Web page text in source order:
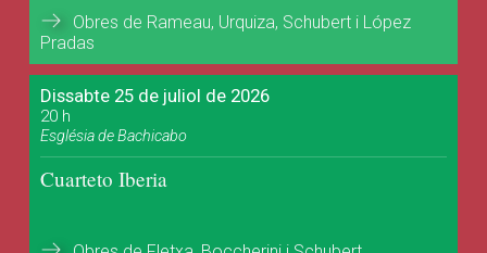
Obres de Rameau, Urquiza, Schubert i López
Pradas
Dissabte 25 de juliol de 2026
20 h
Església de Bachicabo
Cuarteto Iberia